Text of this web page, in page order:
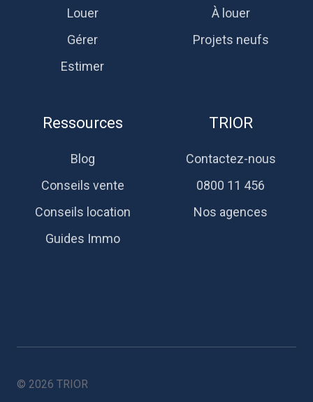
Louer
Gérer
Estimer
À louer
Projets neufs
Ressources
Blog
Conseils vente
Conseils location
Guides Immo
TRIOR
Contactez-nous
0800 11 456
Nos agences
© 2026 TRIOR